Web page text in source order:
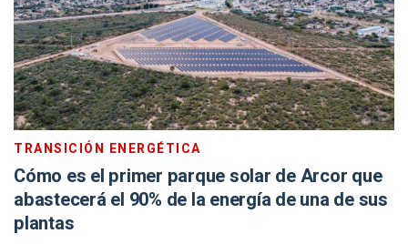
TRANSICIÓN ENERGÉTICA
Cómo es el primer parque solar de Arcor que
abastecerá el 90% de la energía de una de sus
plantas